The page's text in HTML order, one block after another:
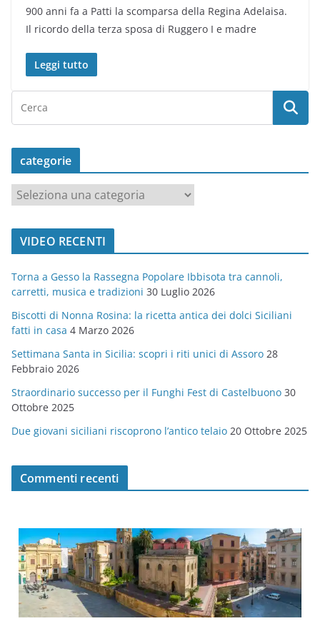
900 anni fa a Patti la scomparsa della Regina Adelaisa.
Il ricordo della terza sposa di Ruggero I e madre
Leggi tutto
categorie
a
t
o
r
i
e
VIDEO RECENTI
Torna a Gesso la Rassegna Popolare Ibbisota tra cannoli,
carretti, musica e tradizioni 30 Luglio 2026
Biscotti di Nonna Rosina: la ricetta antica dei dolci Siciliani
fatti in casa 4 Marzo 2026
Settimana Santa in Sicilia: scopri i riti unici di Assoro 28
Febbraio 2026
Straordinario successo per il Funghi Fest di Castelbuono 30
Ottobre 2025
Due giovani siciliani riscoprono l’antico telaio 20 Ottobre 2025
Commenti recenti